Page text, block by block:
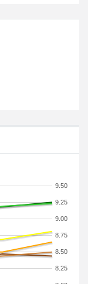
8.25
8.50
8.75
9.00
9.25
9.50